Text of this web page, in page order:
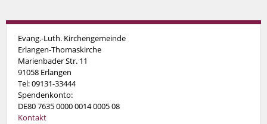
Evang.-Luth. Kirchengemeinde
Erlangen-Thomaskirche
Marienbader Str. 11
91058 Erlangen
Tel: 09131-33444
Spendenkonto:
DE80 7635 0000 0014 0005 08
Kontakt